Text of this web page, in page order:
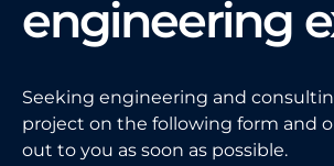
engineering
Seeking engineering and
project on the following form and
out to you as soon as possible.